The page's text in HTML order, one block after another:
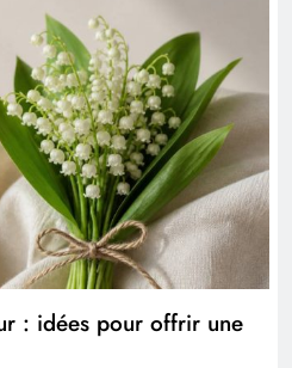
: idées pour offrir une